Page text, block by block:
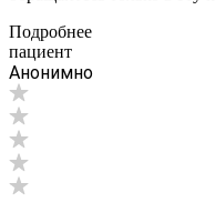
Подробнее
пациент
Анонимно